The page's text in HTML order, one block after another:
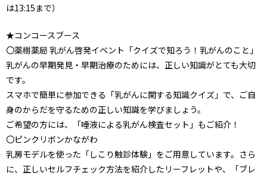
は13:15まで）
★コンコースブース
〇薬樹薬局 乳がん啓発イベント「クイズで知ろう！乳がんのこと」
乳がんの早期発見・早期治療のためには、正しい知識がとても大切
です。
スマホで簡単に参加できる「乳がんに関する知識クイズ」で、ご自
身のからだを守るための正しい知識を学びましょう。
ご希望の方には、「唾液による乳がん検査セット」もご紹介！
〇ピンクリボンかながわ
乳房モデルを使った「しこり触診体験」をご用意しています。さら
に、正しいセルフチェック方法を紹介したリーフレットや、「ブレ